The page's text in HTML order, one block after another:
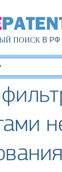
ПОИСКВ РФ